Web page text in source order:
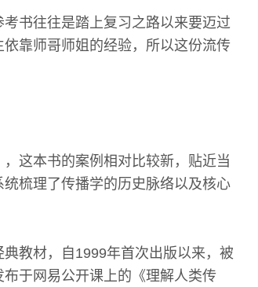
书往往是踏上复习之路以来要迈过
靠师哥师姐的经验，所以这份流传
这本书的案例相对比较新，贴近当
梳理了传播学的历史脉络以及核心
教材，自1999年首次出版以来，被
于网易公开课上的《理解人类传